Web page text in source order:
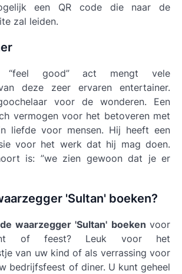
een QR code die naar de
zal leiden.
“feel good” act mengt vele
deze zeer ervaren entertainer.
voor de wonderen. Een
vermogen voor het betoveren met
liefde voor mensen. Hij heeft een
voor het werk dat hij mag doen.
is: ”we zien gewoon dat je er
'Sultan' boeken?
waarzegger 'Sultan' boekenvoor
of feest? Leuk voor het
van uw kind of als verrassing voor
bedrijfsfeest of diner. U kunt geheel